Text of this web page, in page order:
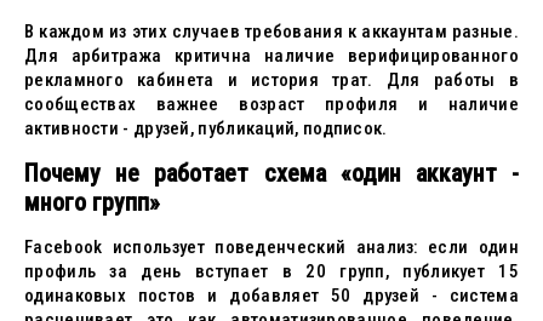
В каждом из этих случаев требования к аккаунтам разные.
Для арбитража критична наличие верифицированного
рекламного кабинета и история трат. Для работы в
сообществах важнее возраст профиля и наличие
активности - друзей, публикаций, подписок.
Почему не работает схема «один аккаунт -
много групп»
Facebook использует поведенческий анализ: если один
профиль за день вступает в 20 групп, публикует 15
одинаковых постов и добавляет 50 друзей - система